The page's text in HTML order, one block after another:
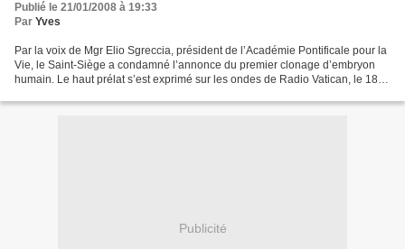
Publié le 21/01/2008 à 19:33
Par Yves
Par la voix de Mgr Elio Sgreccia, président de l’Académie Pontificale pour la
Vie, le Saint-Siège a condamné l’annonce du premier clonage d’embryon
humain. Le haut prélat s’est exprimé sur les ondes de Radio Vatican, le 18
Publicité